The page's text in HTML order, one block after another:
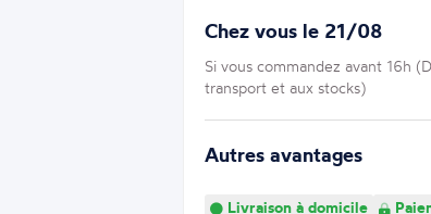
Chez vous le 21/08
Si vous commandez avant 16h
transport et aux stocks)
Autres avantages
Livraison à domicile